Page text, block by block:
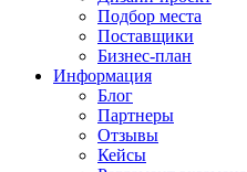
Подбор места
Поставщики
Бизнес-план
Информация
Блог
Партнеры
Отзывы
Кейсы